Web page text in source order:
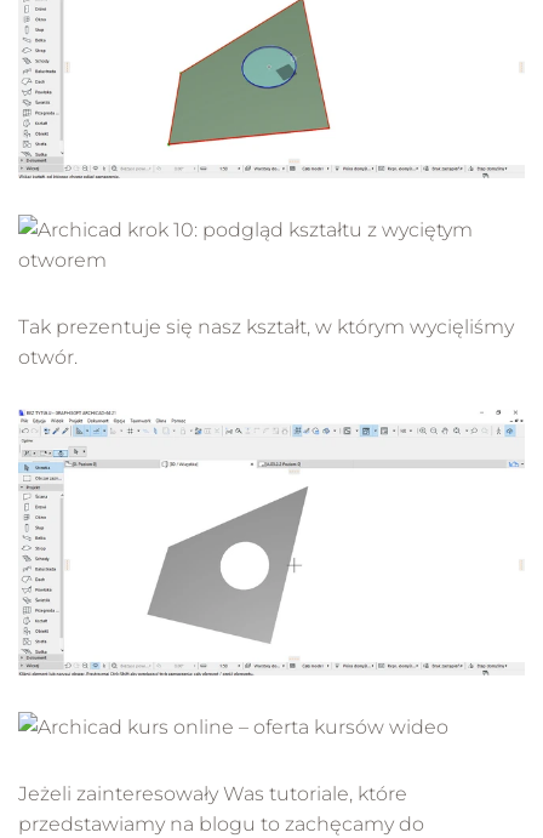
Tak prezentuje się nasz kształt, w którym wycięliśmy
otwór.
Jeżeli zainteresowały Was tutoriale, które
przedstawiamy na blogu to zachęcamy do